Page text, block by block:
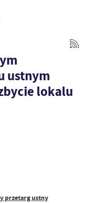
ustnym
lokalu
przetarg ustny